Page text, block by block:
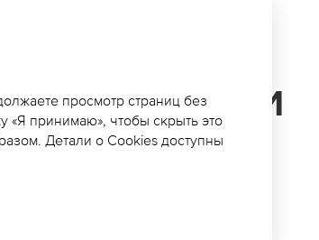
ОЦЕНКИ
СРЕДУ
просмотр страниц без
«Я принимаю», чтобы скрыть это
Детали о Cookies доступны